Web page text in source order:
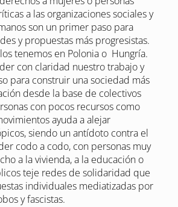
a las organizaciones sociales y
son un primer paso para
y propuestas más progresistas.
tenemos en Polonia o Hungría.
con claridad nuestro trabajo y
para construir una sociedad más
desde la base de colectivos
con pocos recursos como
ayuda a alejar
siendo un antídoto contra el
codo a codo, con personas muy
a la vivienda, a la educación o
teje redes de solidaridad que
individuales mediatizadas por
y fascistas.